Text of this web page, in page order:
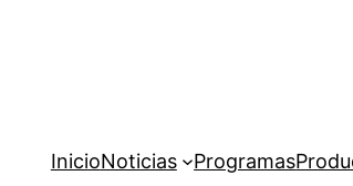
InicioNoticias Programas